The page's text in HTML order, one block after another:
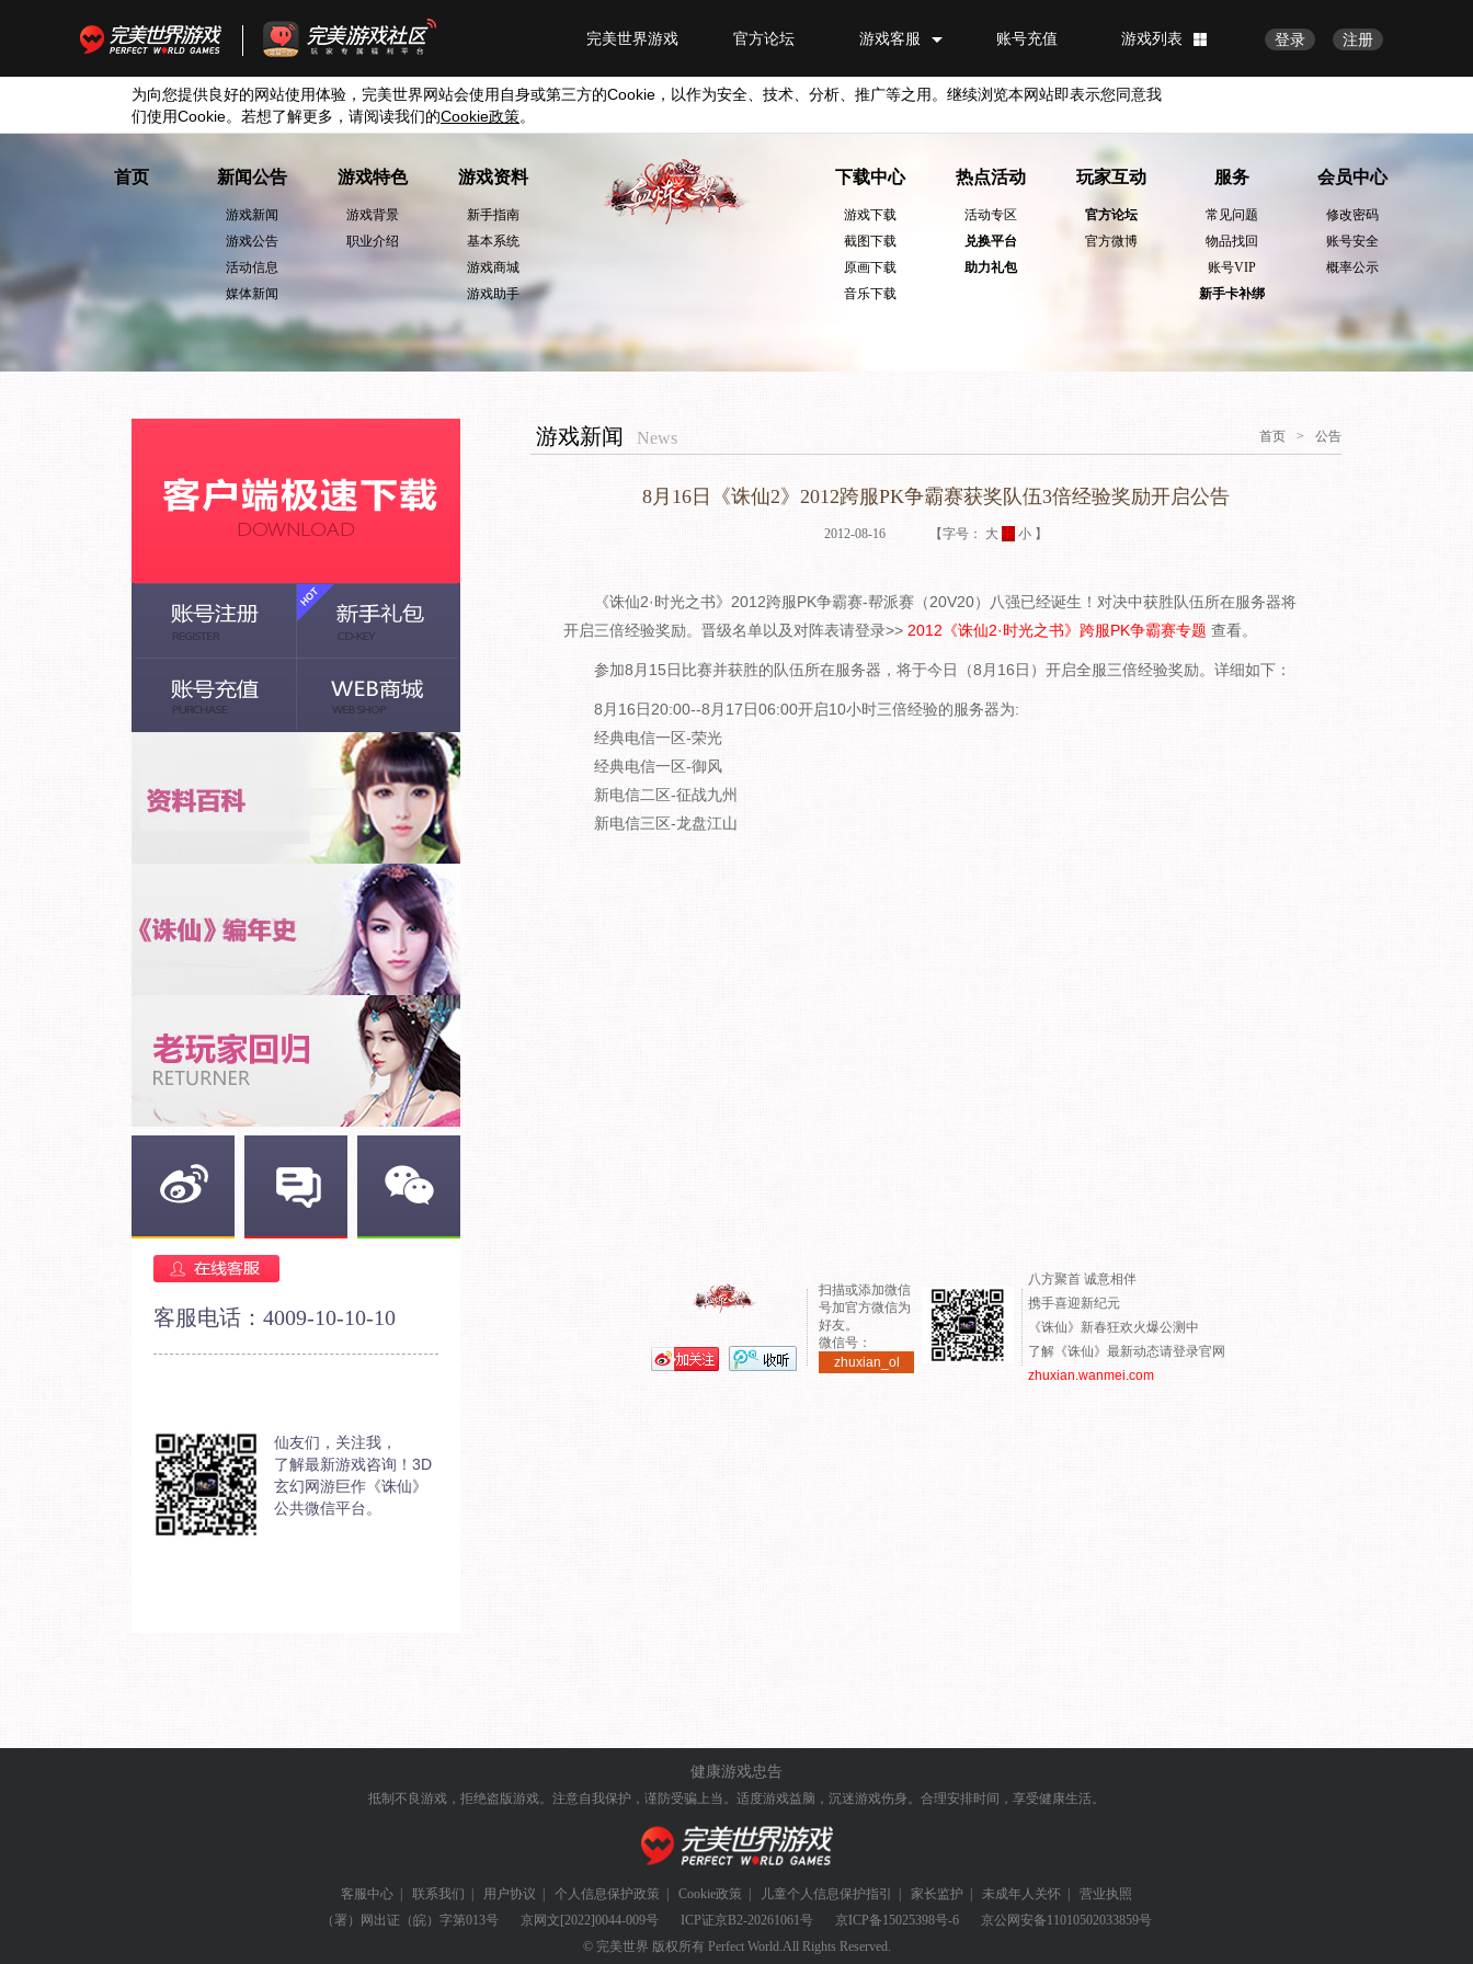
注册
登录
游戏列表
账号充值
游戏客服
官方论坛
完美世界游戏
为向您提供良好的网站使用体验，完美世界网站会使用自身或第三方的Cookie ，以作为安全、技术、分析、推广等之用。继续浏览本网站即表示您同意我
们使用Cookie。若想了解更多，请阅读我们的Cookie政策。
首页 新闻公告
游戏新闻
游戏公告
活动信息
媒体新闻
游戏特色
游戏背景
职业介绍
游戏资料
新手指南
基本系统
游戏商城
游戏助手
下载中心
游戏下载
截图下载
原画下载
音乐下载
热点活动
活动专区
兑换平台
助力礼包
玩家互动
官方论坛
官方微博
服务
常见问题
物品找回
账号VIP
新手卡补绑
会员中心
修改密码
账号安全
概率公示
客服电话：4009-10-10-10
仙友们，关注我，
了解最新游戏咨询！3D
玄幻网游巨作《诛仙》
公共微信平台。
首页 > 公告
游戏新闻 News
8月16日《诛仙2》2012跨服PK争霸赛获奖队伍3倍经验奖励开启公告
2012-08-16 【字号： 大 中 小 】
《诛仙2·时光之书》2012跨服PK争霸赛-帮派赛（20V20）八强已经诞生！对决中获胜队伍所在服务器将
开启三倍经验奖励。晋级名单以及对阵表请登录>> 2012《诛仙2·时光之书》跨服PK争霸赛专题 查看。
参加8月15日比赛并获胜的队伍所在服务器，将于今日（8月16日）开启全服三倍经验奖励。详细如下：
8月16日20:00--8月17日06:00开启10小时三倍经验的服务器为:
经典电信一区-荣光
经典电信一区-御风
新电信二区-征战九州
新电信三区-龙盘江山
扫描或添加微信
号加官方微信为
好友。
微信号：
zhuxian_ol
八方聚首 诚意相伴
携手喜迎新纪元
《诛仙》新春狂欢火爆公测中
了解《诛仙》最新动态请登录官网
zhuxian.wanmei.com
健康游戏忠告
抵制不良游戏，拒绝盗版游戏。注意自我保护，谨防受骗上当。 适度游戏益脑，沉迷游戏伤身。合理安排时间，享受健康生活。
客服中心 | 联系我们 | 用户协议 | 个人信息保护政策 | Cookie政策 | 儿童个人信息保护指引 | 家长监护 | 未成年人关怀 |
营业执照
（署）网出证（皖）字第013号
京网文[2022]0044-009号 ICP证京B2-20261061号 京ICP备15025398号-6 京公网安备11010502033859号
© 完美世界 版权所有 Perfect World.All Rights Reserved.